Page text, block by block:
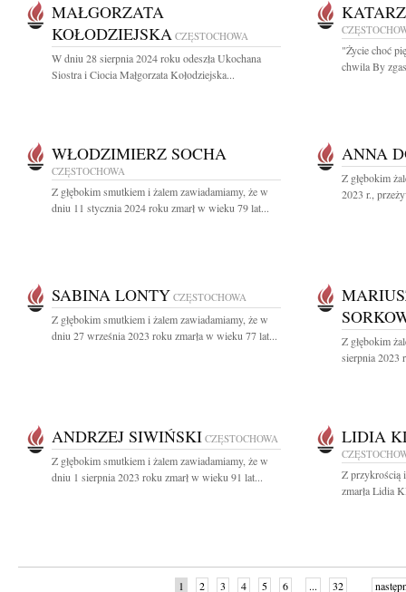
MAŁGORZATA
KOŁODZIEJSKA CZĘSTOCHOWA
W dniu 28 sierpnia 2024 roku odeszła Ukochana
Siostra i Ciocia Małgorzata Kołodziejska...
"Życie choć
chwila By
WŁODZIMIERZ SOCHA
CZĘSTOCHOWA
Z głębokim smutkiem i żalem zawiadamiamy, że w
dniu 11 stycznia 2024 roku zmarł w wieku 79 lat...
ANNA
Z głębokim
2023 r.,
SABINA LONTY CZĘSTOCHOWA
Z głębokim smutkiem i żalem zawiadamiamy, że w
dniu 27 września 2023 roku zmarła w wieku 77 lat...
Z głębokim
sierpnia 2023
ANDRZEJ SIWIŃSKI CZĘSTOCHOWA
Z głębokim smutkiem i żalem zawiadamiamy, że w
dniu 1 sierpnia 2023 roku zmarł w wieku 91 lat...
LIDIA
Z przykrością
zmarła Lidia
1 2 3 4 5 6 ... 32